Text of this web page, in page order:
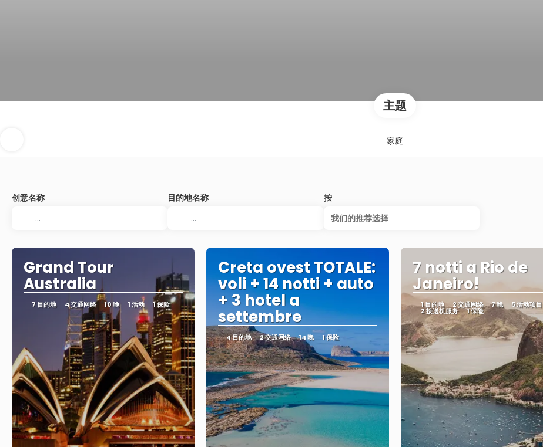
主题
家庭
创意名称 目的地名称
按
我们的推荐选择
Grand Tour
Australia
7 目的地 4 交通网络 10 晚 1 活动 1 保险
Creta ovest TOTALE:
voli + 14 notti + auto
+ 3 hotel a
settembre
4 目的地 2 交通网络 14 晚 1 保险
7 notti a Rio de
Janeiro!
1 目的地 2 交通网络 7 晚 5 活动项目
2 接送机服务 1 保险